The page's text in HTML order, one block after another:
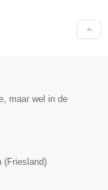
maar wel in de
(Friesland)